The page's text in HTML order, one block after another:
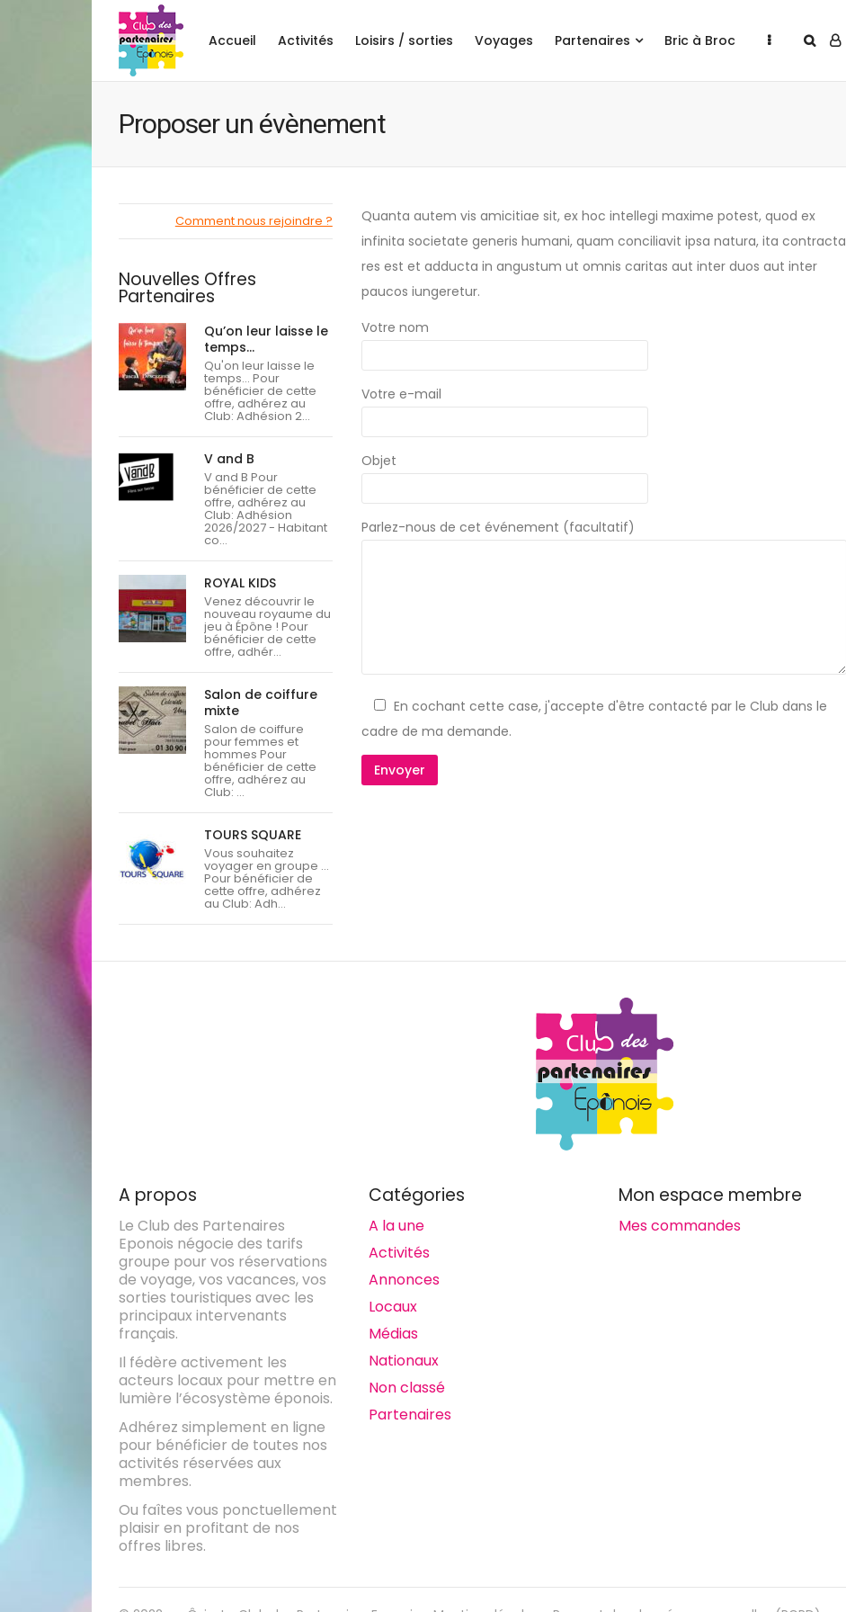
Accueil Activités Loisirs / sorties Voyages Partenaires Bric à Broc
Proposer un évènement
Quanta autem vis amicitiae sit, ex hoc intellegi maxime potest, quod ex
infinita societate generis humani, quam conciliavit ipsa natura, ita contracta
res est et adducta in angustum ut omnis caritas aut inter duos aut inter
paucos iungeretur.
Votre nom
Votre e-mail
Objet
Parlez-nous de cet événement (facultatif)
En cochant cette case, j'accepte d'être contacté par le Club dans le
cadre de ma demande.
Comment nous rejoindre ?
Nouvelles Offres
Partenaires
Qu’on leur laisse le
temps…
Qu'on leur laisse le
temps... Pour
bénéficier de cette
offre, adhérez au
Club: Adhésion 2...
V and B
V and B Pour
bénéficier de cette
offre, adhérez au
Club: Adhésion
2026/2027 - Habitant
co...
ROYAL KIDS
Venez découvrir le
nouveau royaume du
jeu à Épône ! Pour
bénéficier de cette
offre, adhér...
Salon de coiffure
mixte
Salon de coiffure
pour femmes et
hommes Pour
bénéficier de cette
offre, adhérez au
Club: ...
TOURS SQUARE
Vous souhaitez
voyager en groupe ...
Pour bénéficier de
cette offre, adhérez
au Club: Adh...
A propos
Le Club des Partenaires
Eponois négocie des tarifs
groupe pour vos réservations
de voyage, vos vacances, vos
sorties touristiques avec les
principaux intervenants
français.
Il fédère activement les
acteurs locaux pour mettre en
lumière l’écosystème éponois.
Adhérez simplement en ligne
pour bénéficier de toutes nos
activités réservées aux
membres.
Ou faîtes vous ponctuellement
plaisir en profitant de nos
offres libres.
Catégories
A la une
Activités
Annonces
Locaux
Médias
Nationaux
Non classé
Partenaires
Mon espace membre
Mes commandes